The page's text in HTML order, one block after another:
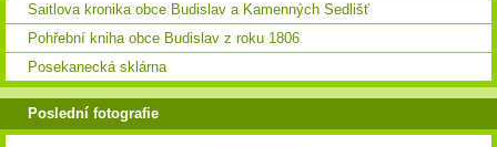
Saitlova kronika obce Budislav a Kamenných Sedlišť
Pohřební kniha obce Budislav z roku 1806
Posekanecká sklárna
Poslední fotografie